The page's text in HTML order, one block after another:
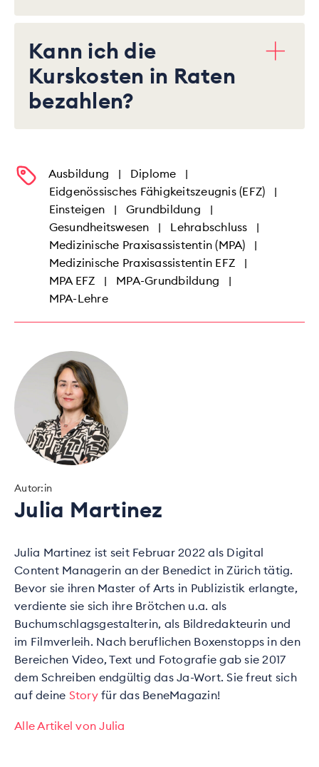
Kann ich die
Kurskosten in Raten
bezahlen?
Ausbildung | Diplome |
Eidgenössisches Fähigkeitszeugnis (EFZ) |
Einsteigen | Grundbildung |
Gesundheitswesen | Lehrabschluss |
Medizinische Praxisassistentin (MPA) |
Medizinische Praxisassistentin EFZ |
MPA EFZ | MPA-Grundbildung |
MPA-Lehre
Autor:in
Julia Martinez
Julia Martinez ist seit Februar 2022 als Digital
Content Managerin an der Benedict in Zürich tätig.
Bevor sie ihren Master of Arts in Publizistik erlangte,
verdiente sie sich ihre Brötchen u.a. als
Buchumschlagsgestalterin, als Bildredakteurin und
im Filmverleih. Nach beruflichen Boxenstopps in den
Bereichen Video, Text und Fotografie gab sie 2017
dem Schreiben endgültig das Ja-Wort. Sie freut sich
auf deine Story für das BeneMagazin!
Alle Artikel von Julia